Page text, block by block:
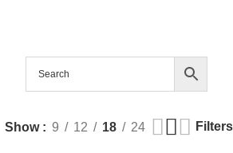
Show 9 12 18 24 Filters